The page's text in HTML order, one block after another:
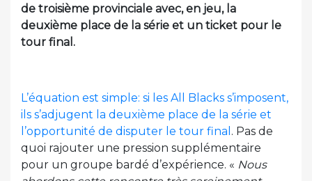
de troisième provinciale avec, en jeu, la
deuxième place de la série et un ticket pour le
tour final.
L’équation est simple: si les All Blacks s’imposent,
ils s’adjugent la deuxième place de la série et
l’opportunité de disputer le tour final . Pas de
quoi rajouter une pression supplémentaire
pour un groupe bardé d’expérience. « Nous